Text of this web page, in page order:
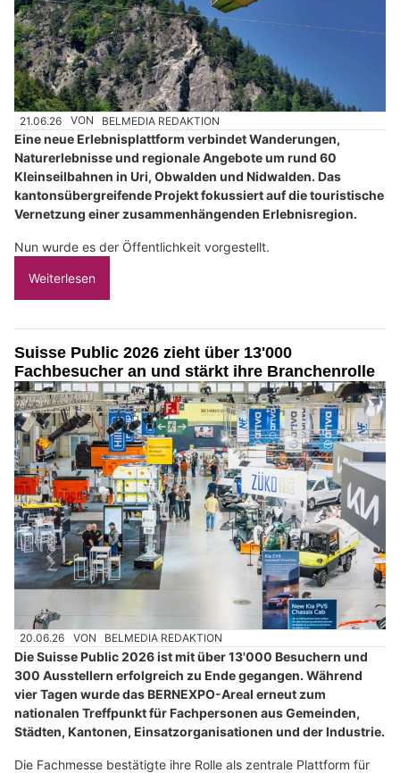
21.06.26 VON BELMEDIA REDAKTION
Eine neue Erlebnisplattform verbindet Wanderungen,
Naturerlebnisse und regionale Angebote um rund 60
Kleinseilbahnen in Uri, Obwalden und Nidwalden. Das
kantonsübergreifende Projekt fokussiert auf die touristische
Vernetzung einer zusammenhängenden Erlebnisregion.
Nun wurde es der Öffentlichkeit vorgestellt.
Weiterlesen
Suisse Public 2026 zieht über 13'000
Fachbesucher an und stärkt ihre Branchenrolle
20.06.26 VON BELMEDIA REDAKTION
Die Suisse Public 2026 ist mit über 13'000 Besuchern und
300 Ausstellern erfolgreich zu Ende gegangen. Während
vier Tagen wurde das BERNEXPO-Areal erneut zum
nationalen Treffpunkt für Fachpersonen aus Gemeinden,
Städten, Kantonen, Einsatzorganisationen und der Industrie.
Die Fachmesse bestätigte ihre Rolle als zentrale Plattform für